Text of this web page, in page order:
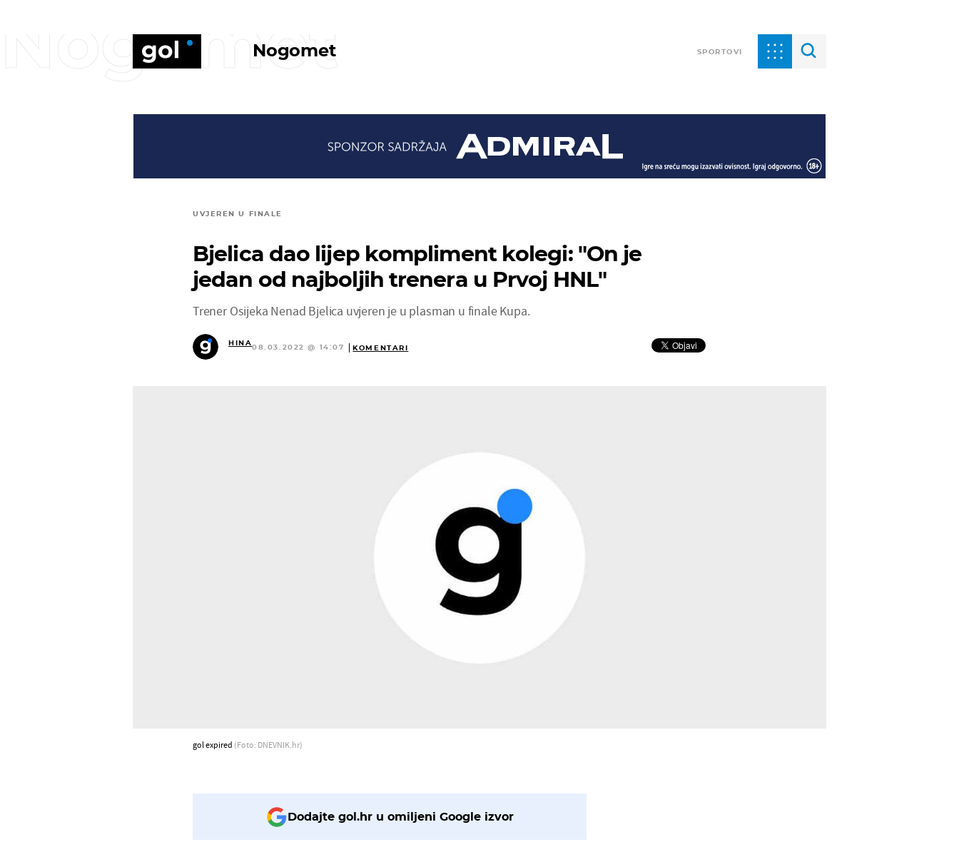
Nogomet SPORTOVI
Nogomet
UVJEREN U FINALE
Bjelica dao lijep kompliment kolegi: "On je
jedan od najboljih trenera u Prvoj HNL"
Trener Osijeka Nenad Bjelica uvjeren je u plasman u finale Kupa.
HINA
08.03.2022 @ 14:07 KOMENTARI
gol expired (Foto: DNEVNIK.hr)
Dodajte gol.hr u omiljeni Google izvor